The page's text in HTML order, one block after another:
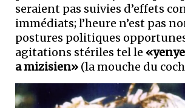
seraient pas suivies d’effets
immédiats; l’heure n’est pas
postures politiques
agitations stériles tel le
a mizisien» (la mouche du